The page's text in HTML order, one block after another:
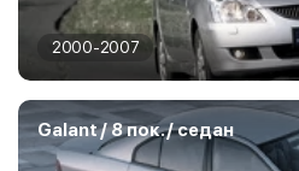
2000-2007
Galant / 8 пок. / седан